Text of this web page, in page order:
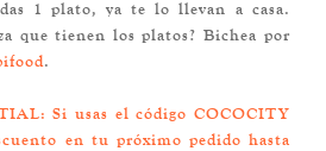
1 plato, ya te lo llevan a casa.
que tienen los platos? Bichea por
.
Si usas el código COCOCITY
en tu próximo pedido hasta